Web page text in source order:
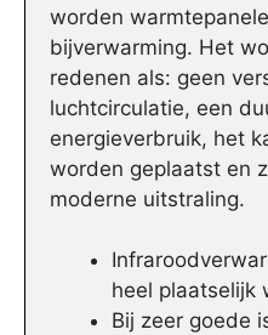
worden
bijverwarming. Het
redenen als: geen
luchtcirculatie, een
energieverbruik, het
worden geplaatst en
moderne uitstraling.
heel plaatselijk
Bij zeer goede